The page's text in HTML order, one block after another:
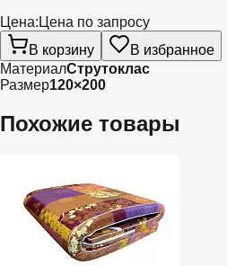
Цена: Цена по запросу
В корзину
В избранное
МатериалСтрутоклас
Размер120×200
Похожие товары